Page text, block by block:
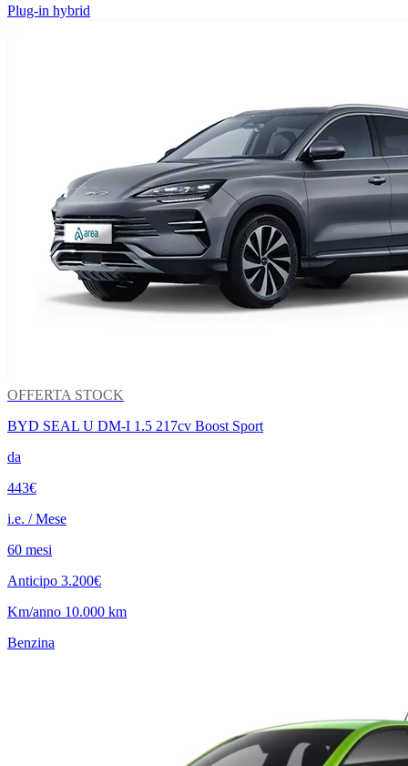
Plug-in hybrid
OFFERTA STOCK
BYD SEAL U DM-I 1.5 217cv Boost Sport
da
443€
i.e. / Mese
60 mesi
Anticipo 3.200€
Km/anno 10.000 km
Benzina